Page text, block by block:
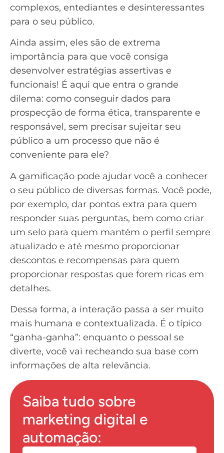
complexos, entediantes e desinteressantes
para o seu público.
Ainda assim, eles são de extrema
importância para que você consiga
desenvolver estratégias assertivas e
funcionais! É aqui que entra o grande
dilema: como conseguir dados para
prospecção de forma ética, transparente e
responsável, sem precisar sujeitar seu
público a um processo que não é
conveniente para ele?
A gamificação pode ajudar você a conhecer
o seu público de diversas formas. Você pode,
por exemplo, dar pontos extra para quem
responder suas perguntas, bem como criar
um selo para quem mantém o perfil sempre
atualizado e até mesmo proporcionar
descontos e recompensas para quem
proporcionar respostas que forem ricas em
detalhes.
Dessa forma, a interação passa a ser muito
mais humana e contextualizada. É o típico
“ganha-ganha”: enquanto o pessoal se
diverte, você vai recheando sua base com
informações de alta relevância.
Saiba tudo sobre
marketing digital e
automação: